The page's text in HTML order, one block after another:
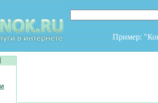
Пример: